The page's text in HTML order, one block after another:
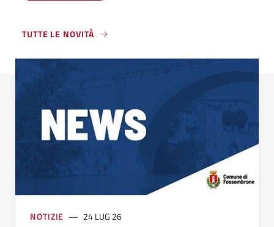
TUTTE LE NOVITÀ
NOTIZIE 24 LUG 26